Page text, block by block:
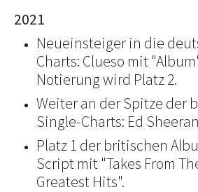
2021
Neueinsteiger in die
Charts: Clueso mit
Notierung wird Platz 2.
Weiter an der Spitze der
Single-Charts: Ed
Platz 1 der britischen
Script mit "Takes From
Greatest Hits".